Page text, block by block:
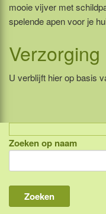
mooie vijver met
spelende apen voor je
Verzorging
U verblijft hier op basis
Indonesië,
Bali
Lombok
Zoeken op naam